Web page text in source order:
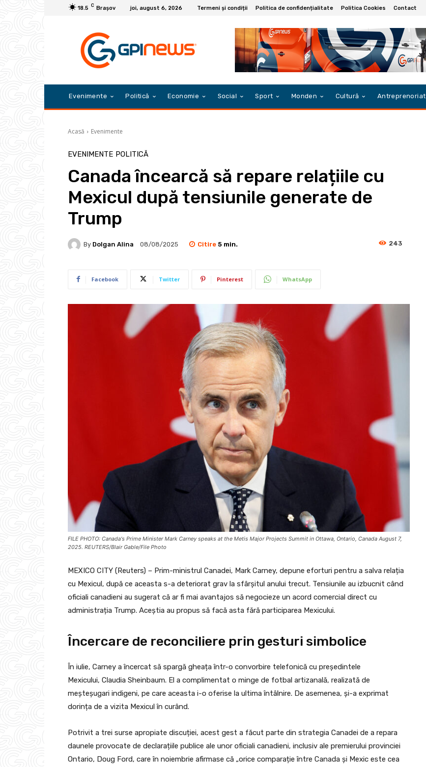
18.5 C Braşov joi, august 6, 2026 Termeni și condiții Politica de confidențialitate Politica Cookies Contact
Evenimente Politică Economie Social Sport Monden Cultură Antreprenoriat
Acasă Evenimente
EVENIMENTE POLITICĂ
Canada încearcă să repare relațiile cu
Mexicul după tensiunile generate de
Trump
By Dolgan Alina 08/08/2025 Citire 5 min. 243
Facebook Twitter Pinterest WhatsApp
FILE PHOTO: Canada's Prime Minister Mark Carney speaks at the Metis Major Projects Summit in Ottawa, Ontario, Canada August 7,
2025. REUTERS/Blair Gable/File Photo
MEXICO CITY (Reuters) – Prim-ministrul Canadei, Mark Carney, depune eforturi pentru a salva relația
cu Mexicul, după ce aceasta s-a deteriorat grav la sfârșitul anului trecut. Tensiunile au izbucnit când
oficiali canadieni au sugerat că ar fi mai avantajos să negocieze un acord comercial direct cu
administrația Trump. Aceștia au propus să facă asta fără participarea Mexicului.
Încercare de reconciliere prin gesturi simbolice
În iulie, Carney a încercat să spargă gheața într-o convorbire telefonică cu președintele
Mexicului, Claudia Sheinbaum. El a complimentat o minge de fotbal artizanală, realizată de
meșteșugari indigeni, pe care aceasta i-o oferise la ultima întâlnire. De asemenea, și-a exprimat
dorința de a vizita Mexicul în curând.
Potrivit a trei surse apropiate discuției, acest gest a făcut parte din strategia Canadei de a repara
daunele provocate de declarațiile publice ale unor oficiali canadieni, inclusiv ale premierului provinciei
Ontario, Doug Ford, care în noiembrie afirmase că „orice comparație între Canada și Mexic este cea